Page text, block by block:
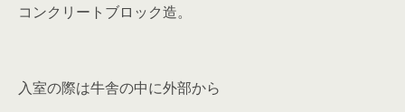
コンクリートブロック造。
入室の際は牛舎の中に外部から